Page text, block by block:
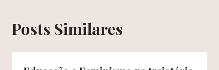
Posts Similares